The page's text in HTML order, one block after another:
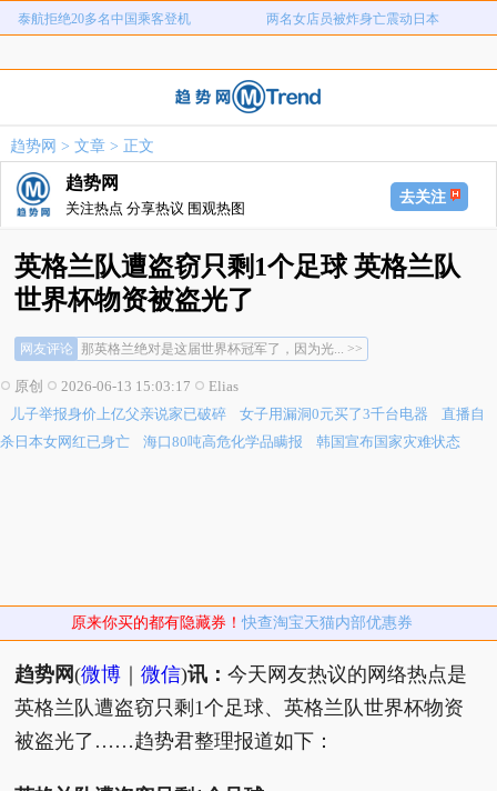
泰航拒绝20多名中国乘客登机 两名女店员被炸身亡震动日本
直播自杀日本女网红已身亡 海口80吨高危化学品瞒报
急诊医生漏诊致患儿死亡获刑1年
泰航拒绝20多名中国乘客登机 两名女店员被炸身亡震动日本
趋势网 > 文章> 正文
趋势网
关注热点 分享热议 围观热图
去关注
英格兰队遭盗窃只剩1个足球 英格兰队
世界杯物资被盗光了
网友评论
那英格兰绝对是这届世界杯冠军了，因为光... >>
善心发现留一个足球给他们训练，也可能是... >>
那英格兰绝对是这届世界杯冠军了，因为光... >>
只剩一个足球...我绷不住了，盗窃应该... >>
原创 2026-06-13 15:03:17
Elias
儿子举报身价上亿父亲说家已破碎
女子用漏洞0元买了3千台电器
直播自
杀日本女网红已身亡
海口80吨高危化学品瞒报 韩国宣布国家灾难状态
原来你买的都有隐藏券！快查淘宝天猫内部优惠券
趋势网(微博 ｜微信)讯：今天网友热议的网络热点是
英格兰队遭盗窃只剩1个足球、英格兰队世界杯物资
被盗光了……趋势君整理报道如下：